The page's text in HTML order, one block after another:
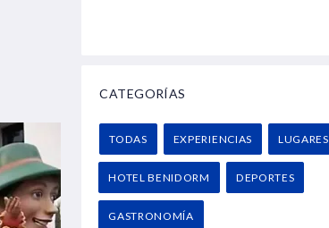
CATEGORÍAS
TODAS EXPERIENCIAS LUGARES
HOTEL BENIDORM DEPORTES
GASTRONOMÍA